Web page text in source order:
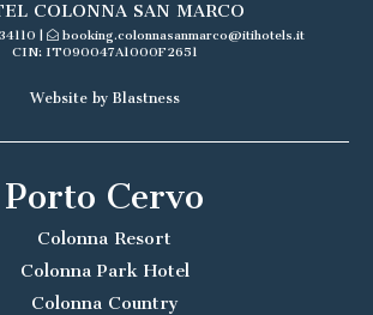
COLONNA SAN MARCO
|
booking.colonnasanmarco@itihotels.it
CIN: IT090047A1000F2651
Website by Blastness
Porto Cervo
Colonna Resort
Colonna Park Hotel
Colonna Country